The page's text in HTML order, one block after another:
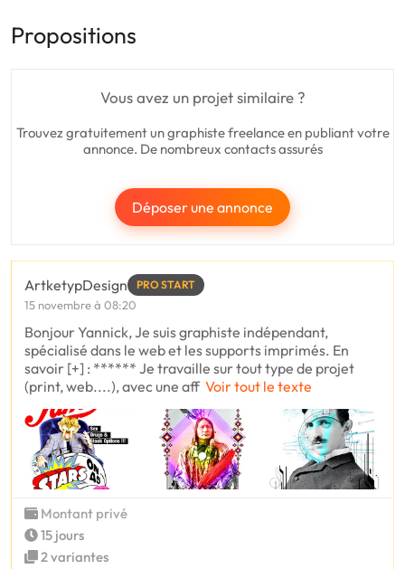
Propositions
Vous avez un projet similaire ?
Trouvez gratuitement un graphiste freelance en publiant votre
annonce. De nombreux contacts assurés
Déposer une annonce
ArtketypDesign PRO START
15 novembre à 08:20
Bonjour Yannick, Je suis graphiste indépendant,
spécialisé dans le web et les supports imprimés. En
savoir [+] : ****** Je travaille sur tout type de projet
(print, web....), avec une aff Voir tout le texte
Montant privé
15 jours
2 variantes